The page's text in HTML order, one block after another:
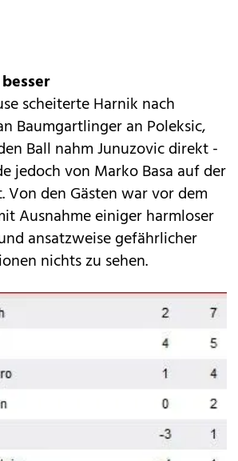
scheiterte Harnik nach
Baumgartlinger an Poleksic,
Ball nahm Junuzovic direkt -
jedoch von Marko Basa auf der
Von den Gästen war vor dem
Ausnahme einiger harmloser
ansatzweise gefährlicher
nichts zu sehen.